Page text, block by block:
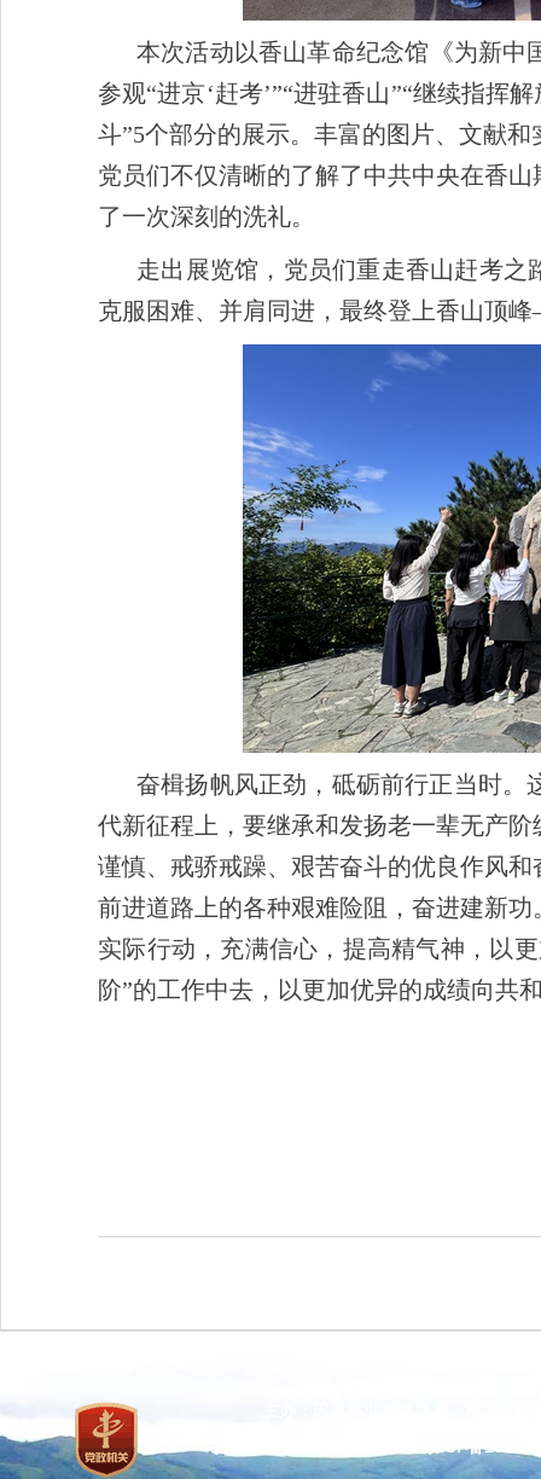
本次活动以香山革命纪念馆《为新
参观“进京‘赶考’”“进驻香山”“继续指挥
斗”5个部分的展示。丰富的图片、文献
党员们不仅清晰的了解了中共中央在香
了一次深刻的洗礼。
走出展览馆，党员们重走香山赶考之
克服困难、并肩同进，最终登上香山顶
奋楫扬帆风正劲，砥砺前行正当时。
代新征程上，要继承和发扬老一辈无产
谨慎、戒骄戒躁、艰苦奋斗的优良作风
前进道路上的各种艰难险阻，奋进建新
实际行动，充满信心，提高精气神，以
阶”的工作中去，以更加优异的成绩向共
京ICP备